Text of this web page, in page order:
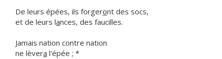
De leurs épées, ils forgeront des socs,
et de leurs lances, des faucilles.
Jamais nation contre nation
ne lèvera l'épée ; *